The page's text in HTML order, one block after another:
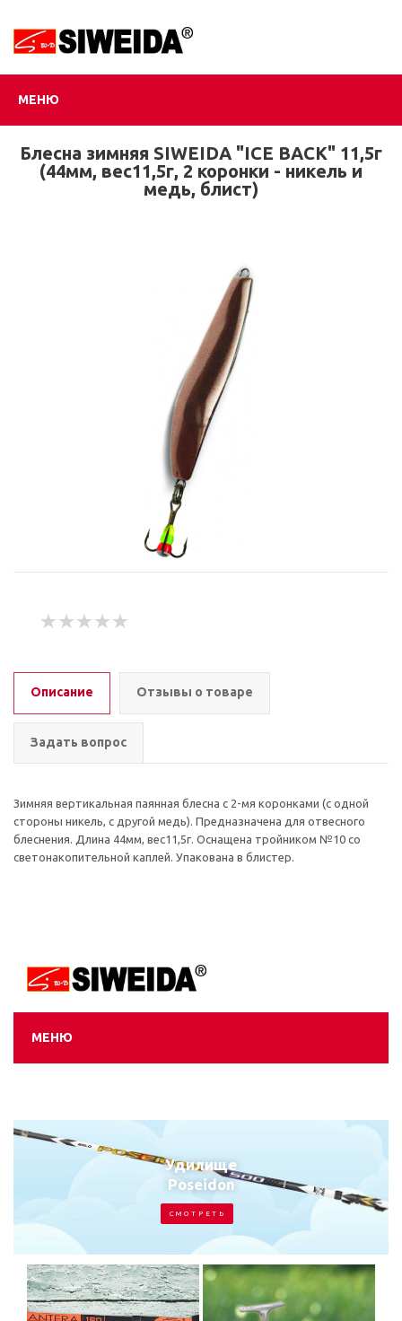
МЕНЮ
Блесна зимняя SIWEIDA "ICE BACK" 11,5г
(44мм, вес11,5г, 2 коронки - никель и
медь, блист)
Описание Отзывы о товаре
Задать вопрос
Зимняя вертикальная паянная блесна с 2-мя коронками (с одной
стороны никель, с другой медь). Предназначена для отвесного
блеснения. Длина 44мм, вес11,5г. Оснащена тройником №10 со
светонакопительной каплей. Упакована в блистер.
МЕНЮ
Удилище
Poseidon
С М О Т Р Е Т Ь